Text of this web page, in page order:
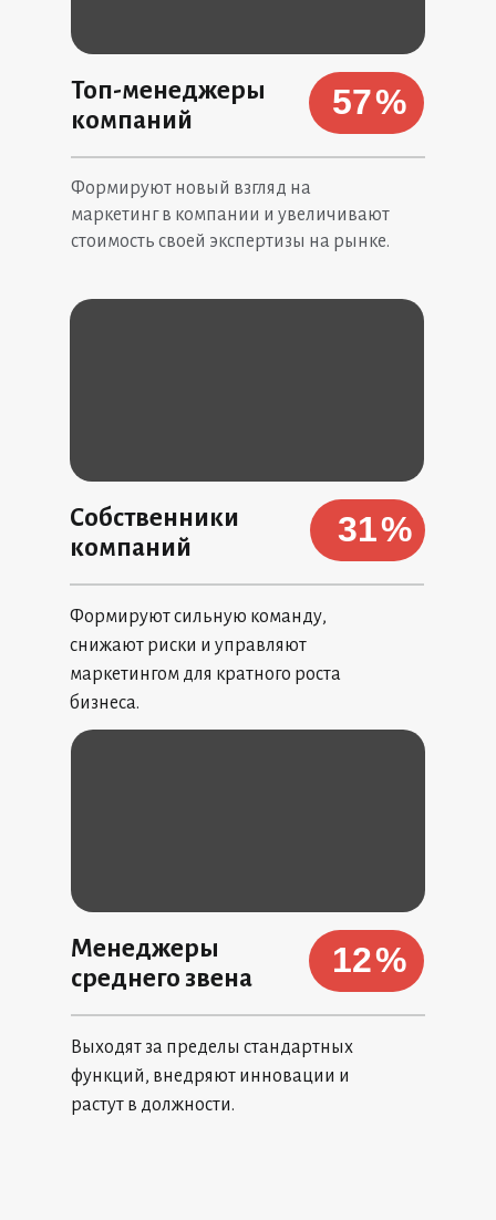
Топ-менеджеры
компаний
Собственники
компаний
Формируют сильную команду,
снижают риски и управляют
маркетингом для кратного роста
бизнеса.
Менеджеры
среднего звена
Выходят за пределы стандартных
функций, внедряют инновации и
растут в должности.
57%
%
31
%
12
Формируют новый взгляд на
маркетинг в компании и увеличивают
стоимость своей экспертизы на рынке.